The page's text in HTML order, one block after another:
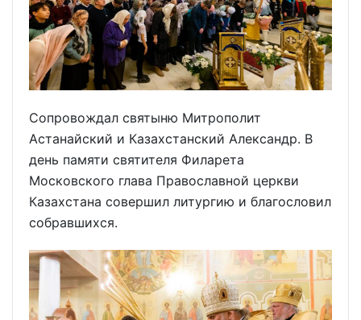
Сопровождал святыню Митрополит
Астанайский и Казахстанский Александр. В
день памяти святителя Филарета
Московского глава Православной церкви
Казахстана совершил литургию и благословил
собравшихся.